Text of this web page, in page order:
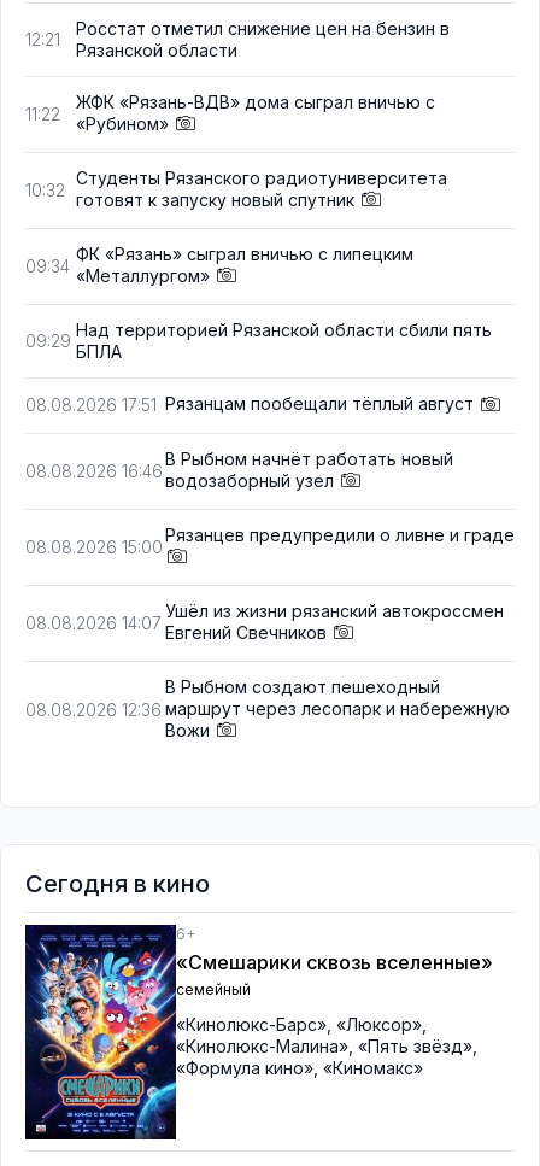
12:21
Росстат отметил снижение цен на бензин в
Рязанской области
11:22
ЖФК «Рязань-ВДВ» дома сыграл вничью с
«Рубином»
10:32
Студенты Рязанского радиотуниверситета
готовят к запуску новый спутник
09:34
ФК «Рязань» сыграл вничью с липецким
«Металлургом»
09:29
Над территорией Рязанской области сбили пять
БПЛА
08.08.2026 17:51 Рязанцам пообещали тёплый август
08.08.2026 16:46
В Рыбном начнёт работать новый
водозаборный узел
08.08.2026 15:00
Рязанцев предупредили о ливне и граде
08.08.2026 14:07
Ушёл из жизни рязанский автокроссмен
Евгений Свечников
08.08.2026 12:36
В Рыбном создают пешеходный
маршрут через лесопарк и набережную
Вожи
Сегодня в кино
6+
«Смешарики сквозь вселенные»
семейный
«Кинолюкс-Барс» «Люксор»
«Кинолюкс-Малина» «Пять звёзд»
«Формула кино» «Киномакс»